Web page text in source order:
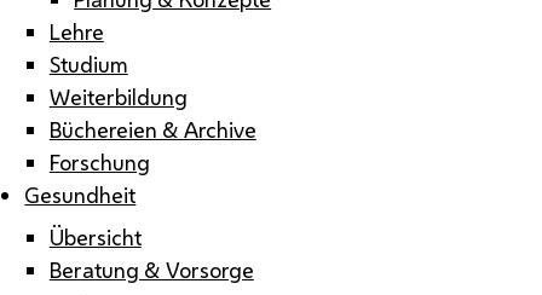
Lehre
Studium
Weiterbildung
Büchereien & Archive
Forschung
Gesundheit
Übersicht
Beratung & Vorsorge